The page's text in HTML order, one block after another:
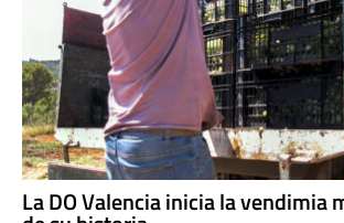
La DO Valencia inicia la vendimia